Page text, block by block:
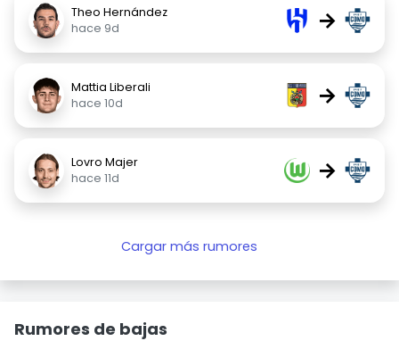
Theo Hernández
hace 9d
→
Mattia Liberali
hace 10d
→
Lovro Majer
hace 11d
→
Cargar más rumores
Rumores de bajas